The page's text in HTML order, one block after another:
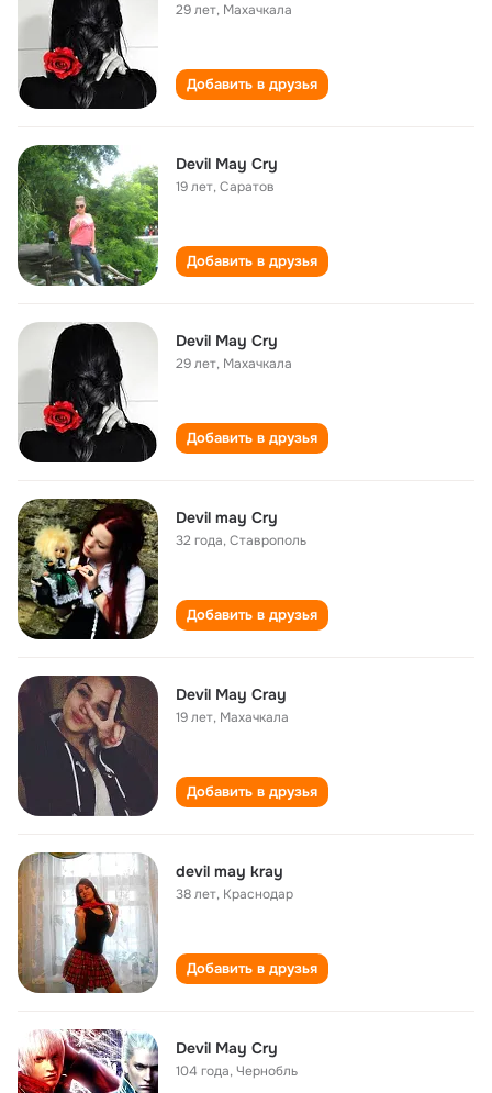
29 лет, Махачкала
Добавить в друзья
Devil May Cry
19 лет,Саратов
Добавить в друзья
Devil May Cry
29 лет, Махачкала
Добавить в друзья
Devil may Cry
32 года,Ставрополь
Добавить в друзья
Devil May Cray
19 лет, Махачкала
Добавить в друзья
devil may kray
38 лет, Краснодар
Добавить в друзья
Devil May Cry
104 года,Чернобль